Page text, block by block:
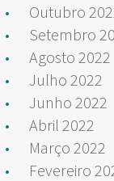
Outubro
Setembro
Agosto 2022
Julho 2022
Junho 2022
Abril 2022
Março 2022
Fevereiro